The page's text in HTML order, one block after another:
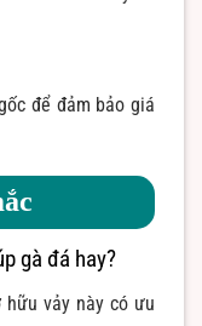
để đảm bảo giá
gà đá hay?
hữu vảy này có ưu